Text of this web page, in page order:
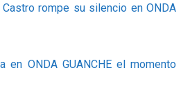
rompe su silencio en ONDA
en ONDA GUANCHE el momento